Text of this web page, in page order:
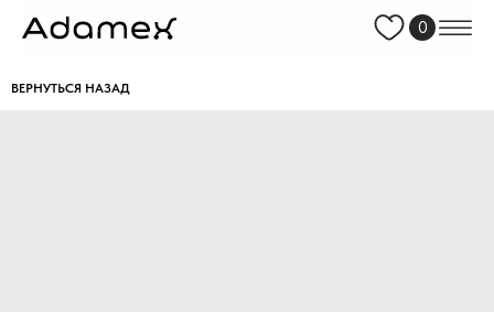
0
ВЕРНУТЬСЯ НАЗАД